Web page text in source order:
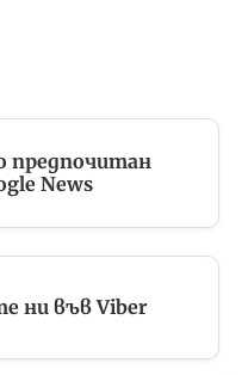
предпочитан
News
ни във Viber